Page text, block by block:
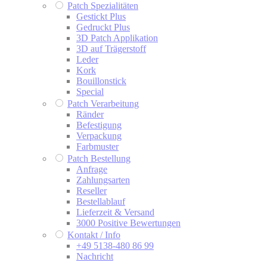
Patch Spezialitäten
Gestickt Plus
Gedruckt Plus
3D Patch Applikation
3D auf Trägerstoff
Leder
Kork
Bouillonstick
Special
Patch Verarbeitung
Ränder
Befestigung
Verpackung
Farbmuster
Patch Bestellung
Anfrage
Zahlungsarten
Reseller
Bestellablauf
Lieferzeit & Versand
3000 Positive Bewertungen
Kontakt / Info
+49 5138-480 86 99
Nachricht